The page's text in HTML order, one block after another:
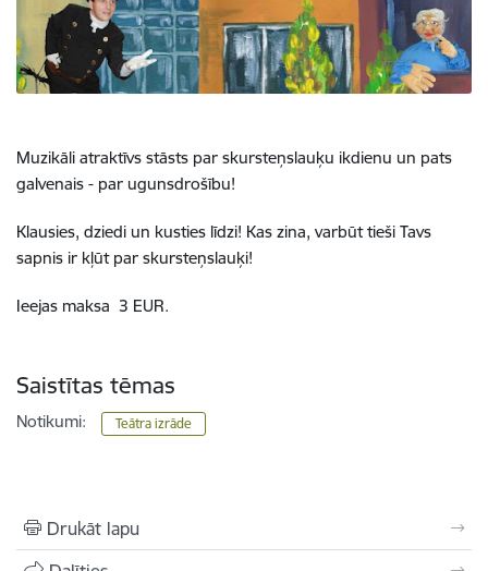
Muzikāli atraktīvs stāsts par skursteņslauķu ikdienu un pats
galvenais - par ugunsdrošību!
Klausies, dziedi un kusties līdzi! Kas zina, varbūt tieši Tavs
sapnis ir kļūt par skursteņslauķi!
Ieejas maksa 3 EUR.
Saistītas tēmas
Notikumi: Teātra izrāde
Drukāt lapu